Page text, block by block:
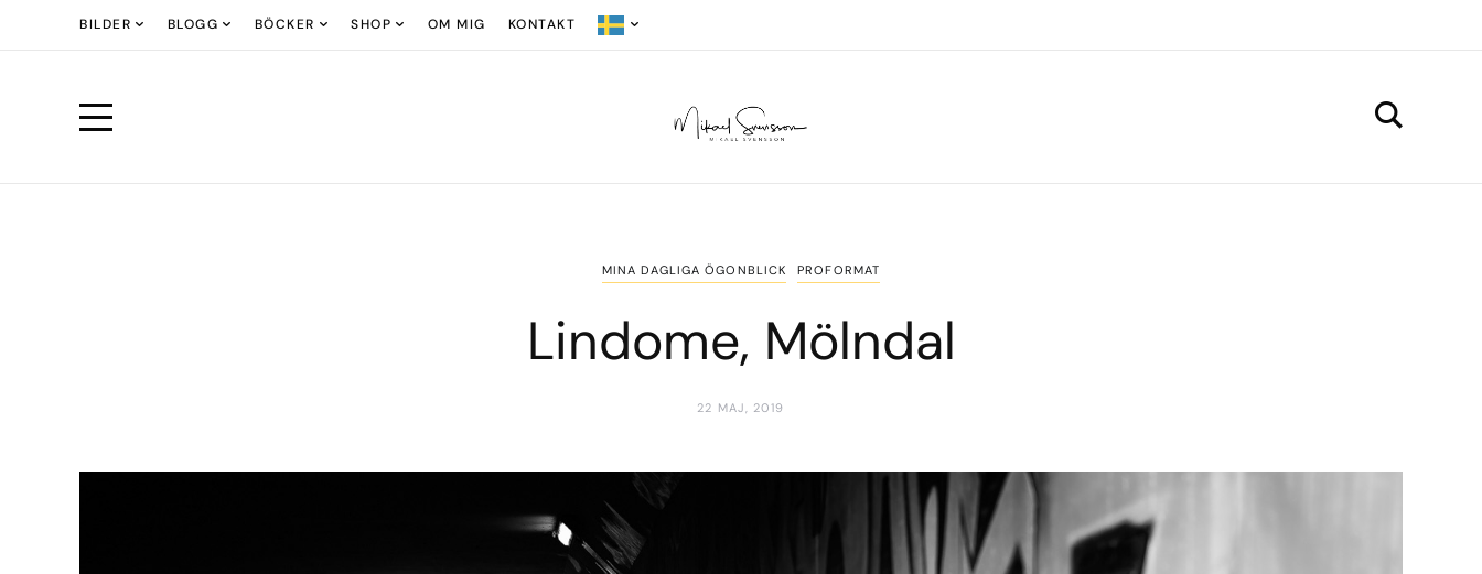
BILDER BLOGG BÖCKER SHOP OM MIG KONTAKT
MINA DAGLIGA ÖGONBLICK PROFORMAT
Lindome, Mölndal
22 MAJ, 2019